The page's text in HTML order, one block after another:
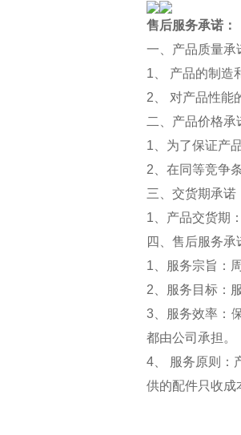
售后服务承诺：
一、产品质量承
1、 产品的制造
2、 对产品性能
二、产品价格承
1、为了保证产
2、在同等竞争
三、交货期承诺
1、产品交货期
四、售后服务承
1、服务宗旨：
2、服务目标：
3、服务效率：
都由公司承担。
4、 服务原则：
供的配件只收成